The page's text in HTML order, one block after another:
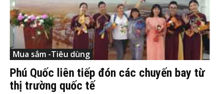
Mua sắm -Tiêu dùng
Phú Quốc liên tiếp đón các chuyến bay từ
thị trường quốc tế